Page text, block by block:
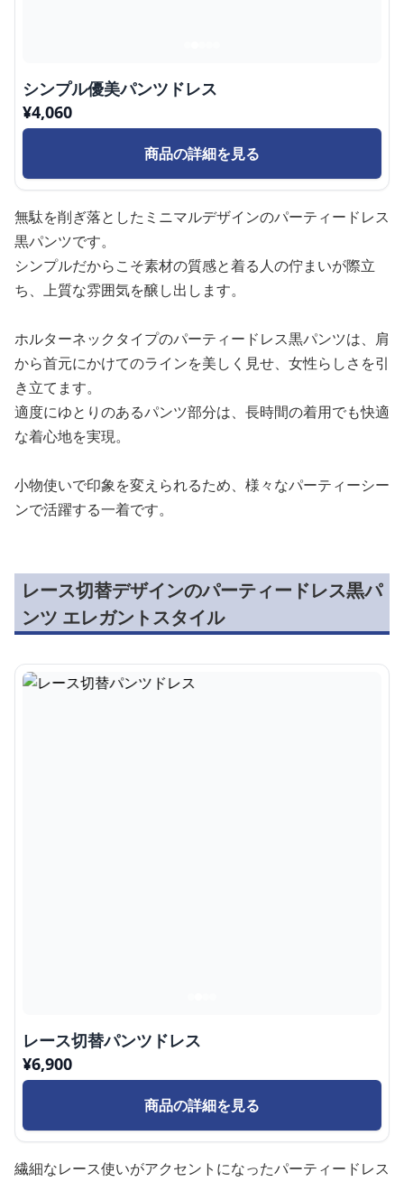
シンプル優美パンツドレス
¥4,060
商品の詳細を見る
無駄を削ぎ落としたミニマルデザインのパーティードレス
黒パンツです。
シンプルだからこそ素材の質感と着る人の佇まいが際立
ち、上質な雰囲気を醸し出します。
ホルターネックタイプのパーティードレス黒パンツは、肩
から首元にかけてのラインを美しく見せ、女性らしさを引
き立てます。
適度にゆとりのあるパンツ部分は、長時間の着用でも快適
な着心地を実現。
小物使いで印象を変えられるため、様々なパーティーシー
ンで活躍する一着です。
レース切替デザインのパーティードレス黒パ
ンツ エレガントスタイル
レース切替パンツドレス
¥6,900
商品の詳細を見る
繊細なレース使いがアクセントになったパーティードレス